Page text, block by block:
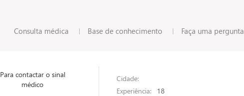
Consulta médica Base de conhecimento Faça uma pergunta
Para contactar o sinal
médico
Cidade:
Experiência:
18